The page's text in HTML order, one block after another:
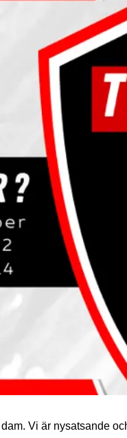
Vi är nysatsande